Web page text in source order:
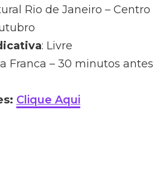
Rio de Janeiro – Centro
: Livre
Franca – 30 minutos antes
Clique Aqui